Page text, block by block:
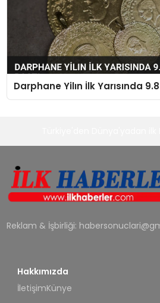
Darphane Yilın İlk Yarısında
Reklam & İşbirliği:
Hakkımızda
İletişimKünye